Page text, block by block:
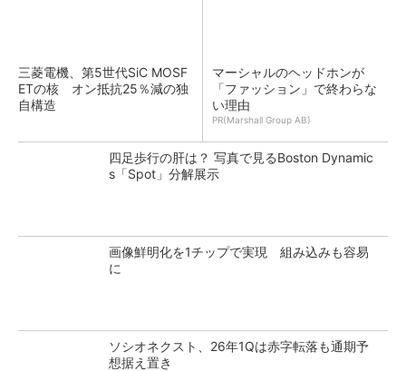
三菱電機、第5世代SiC MOSF
ETの核 オン抵抗25％減の独
自構造
マーシャルのヘッドホンが
「ファッション」で終わらな
い理由
PR(Marshall Group AB)
四足歩行の肝は？ 写真で見るBoston Dynamic
s「Spot」分解展示
画像鮮明化を1チップで実現 組み込みも容易
に
ソシオネクスト、26年1Qは赤字転落も通期予
想据え置き